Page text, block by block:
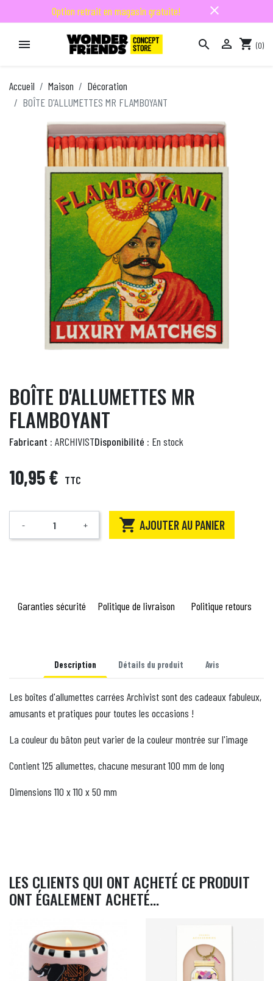
Option retrait en magasin gratuite! close
   shopping_cart (0)
Accueil Maison
Décoration
BOÎTE D'ALLUMETTES MR FLAMBOYANT
BOÎTE D'ALLUMETTES MR
FLAMBOYANT
Fabricant : ARCHIVISTDisponibilité : En stock
10,95 € TTC
Quantité
- +  AJOUTER AU PANIER
Garanties sécurité Politique de livraison Politique retours
Description Détails du produit Avis
Les boîtes d'allumettes carrées Archivist sont des cadeaux fabuleux,
amusants et pratiques pour toutes les occasions !
La couleur du bâton peut varier de la couleur montrée sur l'image
Contient 125 allumettes, chacune mesurant 100 mm de long
Dimensions 110 x 110 x 50 mm
LES CLIENTS QUI ONT ACHETÉ CE PRODUIT
ONT ÉGALEMENT ACHETÉ...